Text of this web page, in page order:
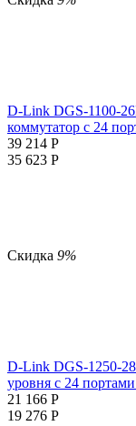
D-Link DGS-1100-
коммутатор с 24
39 214 Р
35 623 Р
Скидка 9%
D-Link DGS-1250-
уровня c 24
21 166 Р
19 276 Р